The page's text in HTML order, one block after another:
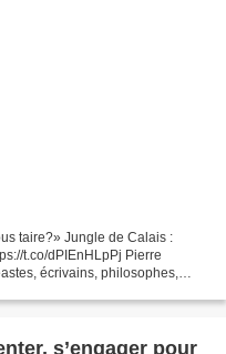
taire?» Jungle de Calais :
t.co/dPIEnHLpPj Pierre
écrivains, philosophes,
s’engager pour